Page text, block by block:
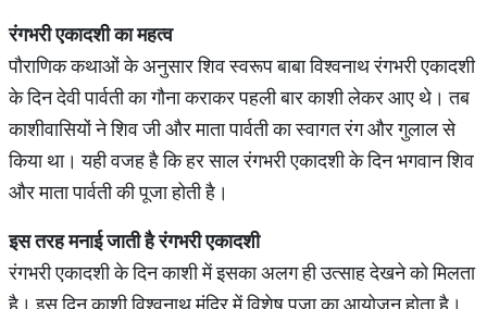
रंगभरीएकादशीकामहत्व
पौराणिक कथाओं के अनुसार शिव स्वरूप बाबा विश्वनाथ रंगभरी एकादशी
के दिन देवी पार्वती का गौना कराकर पहली बार काशी लेकर आए थे। तब
काशीवासियों ने शिव जी और माता पार्वती का स्वागत रंग और गुलाल से
किया था। यही वजह है कि हर साल रंगभरी एकादशी के दिन भगवान शिव
और माता पार्वती की पूजा होती है।
इसतरहमनाईजातीहैरंगभरीएकादशी
रंगभरी एकादशी के दिन काशी में इसका अलग ही उत्साह देखने को मिलता